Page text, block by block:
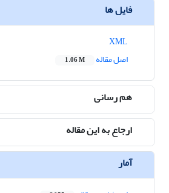
فایل ها
اصل مقاله
1.06 M
هم رسانی
ارجاع به این مقاله
آمار